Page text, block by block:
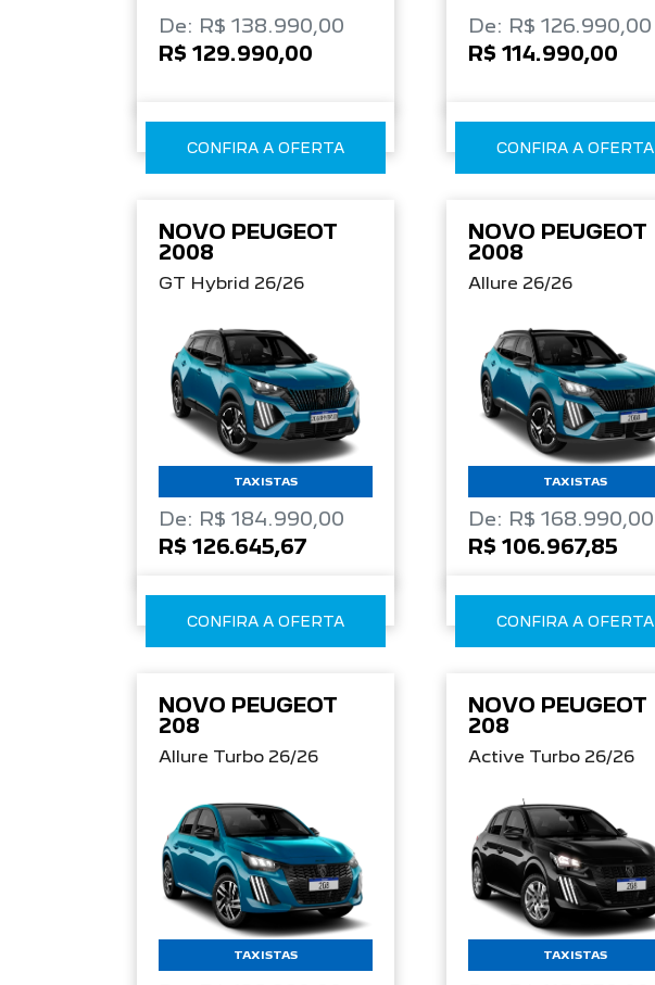
De: R$ 138.990,00
R$ 129.990,00
CONFIRA A OFERTA
De: R$ 126.990,00
R$ 114.990,00
CONFIRA A OFERTA
NOVO PEUGEOT
2008
GT Hybrid 26/26
TAXISTAS
De: R$ 184.990,00
R$ 126.645,67
CONFIRA A OFERTA
NOVO PEUGEOT
2008
Allure 26/26
TAXISTAS
De: R$ 168.990,00
R$ 106.967,85
CONFIRA A OFERTA
NOVO PEUGEOT
208
Allure Turbo 26/26
TAXISTAS
NOVO PEUGEOT
208
Active Turbo 26/26
TAXISTAS